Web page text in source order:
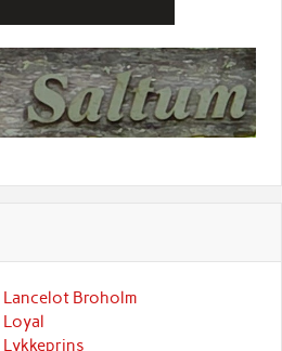
Lancelot Broholm
Lykkeprins